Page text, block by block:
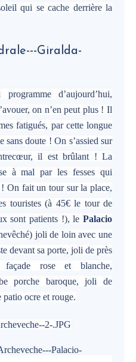
qui se cache derrière la
d’aujourd’hui,
on n’en peut plus ! Il
fatigués, par cette longue
sans doute ! On s’assied sur
il est brûlant ! La
à mal par les fesses qui
On fait un tour sur la place,
touristes (à 45€ le tour de
sont patients !), le Palacio
joli de loin avec une
devant sa porte, joli de près
façade rose et blanche,
porche baroque, joli de
patio ocre et rouge.